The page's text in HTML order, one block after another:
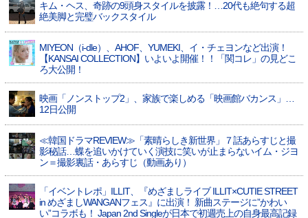
キム・ヘス、奇跡の9頭身スタイルを披露！…20代も絶句する超
絶美脚と完璧バックスタイル
MIYEON（i-dle）、​AHOF​、YUMEKI、イ・チェヨンなど出演！
【KANSAI COLLECTION】いよいよ開催！！「関コレ」の見どこ
ろ大公開！
映画「ノンストップ2」、家族で楽しめる「映画館バカンス」…
12日公開
≪韓国ドラマREVIEW≫「素晴らしき新世界」７話あらすじと撮
影秘話…蝶を追いかけていく演技に笑いが止まらないイム・ジヨ
ン＝撮影裏話・あらすじ（動画あり）
「イベントレポ」ILLIT、『めざましライブ ILLIT×CUTIE STREET
in めざましWANGANフェス』に出演！ 新曲ステージに”かわい
い”コラボも！ Japan 2nd Singleが日本で初週売上の自身最高記録